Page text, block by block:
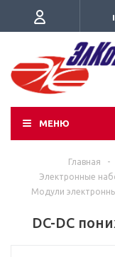
МЕНЮ
Главная -
Электронные
Модули
DC-DC